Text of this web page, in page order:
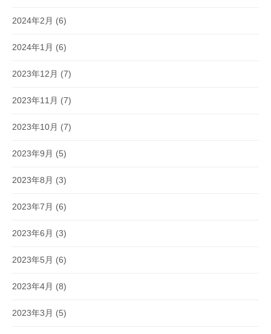
2024年2月 (6)
2024年1月 (6)
2023年12月 (7)
2023年11月 (7)
2023年10月 (7)
2023年9月 (5)
2023年8月 (3)
2023年7月 (6)
2023年6月 (3)
2023年5月 (6)
2023年4月 (8)
2023年3月 (5)